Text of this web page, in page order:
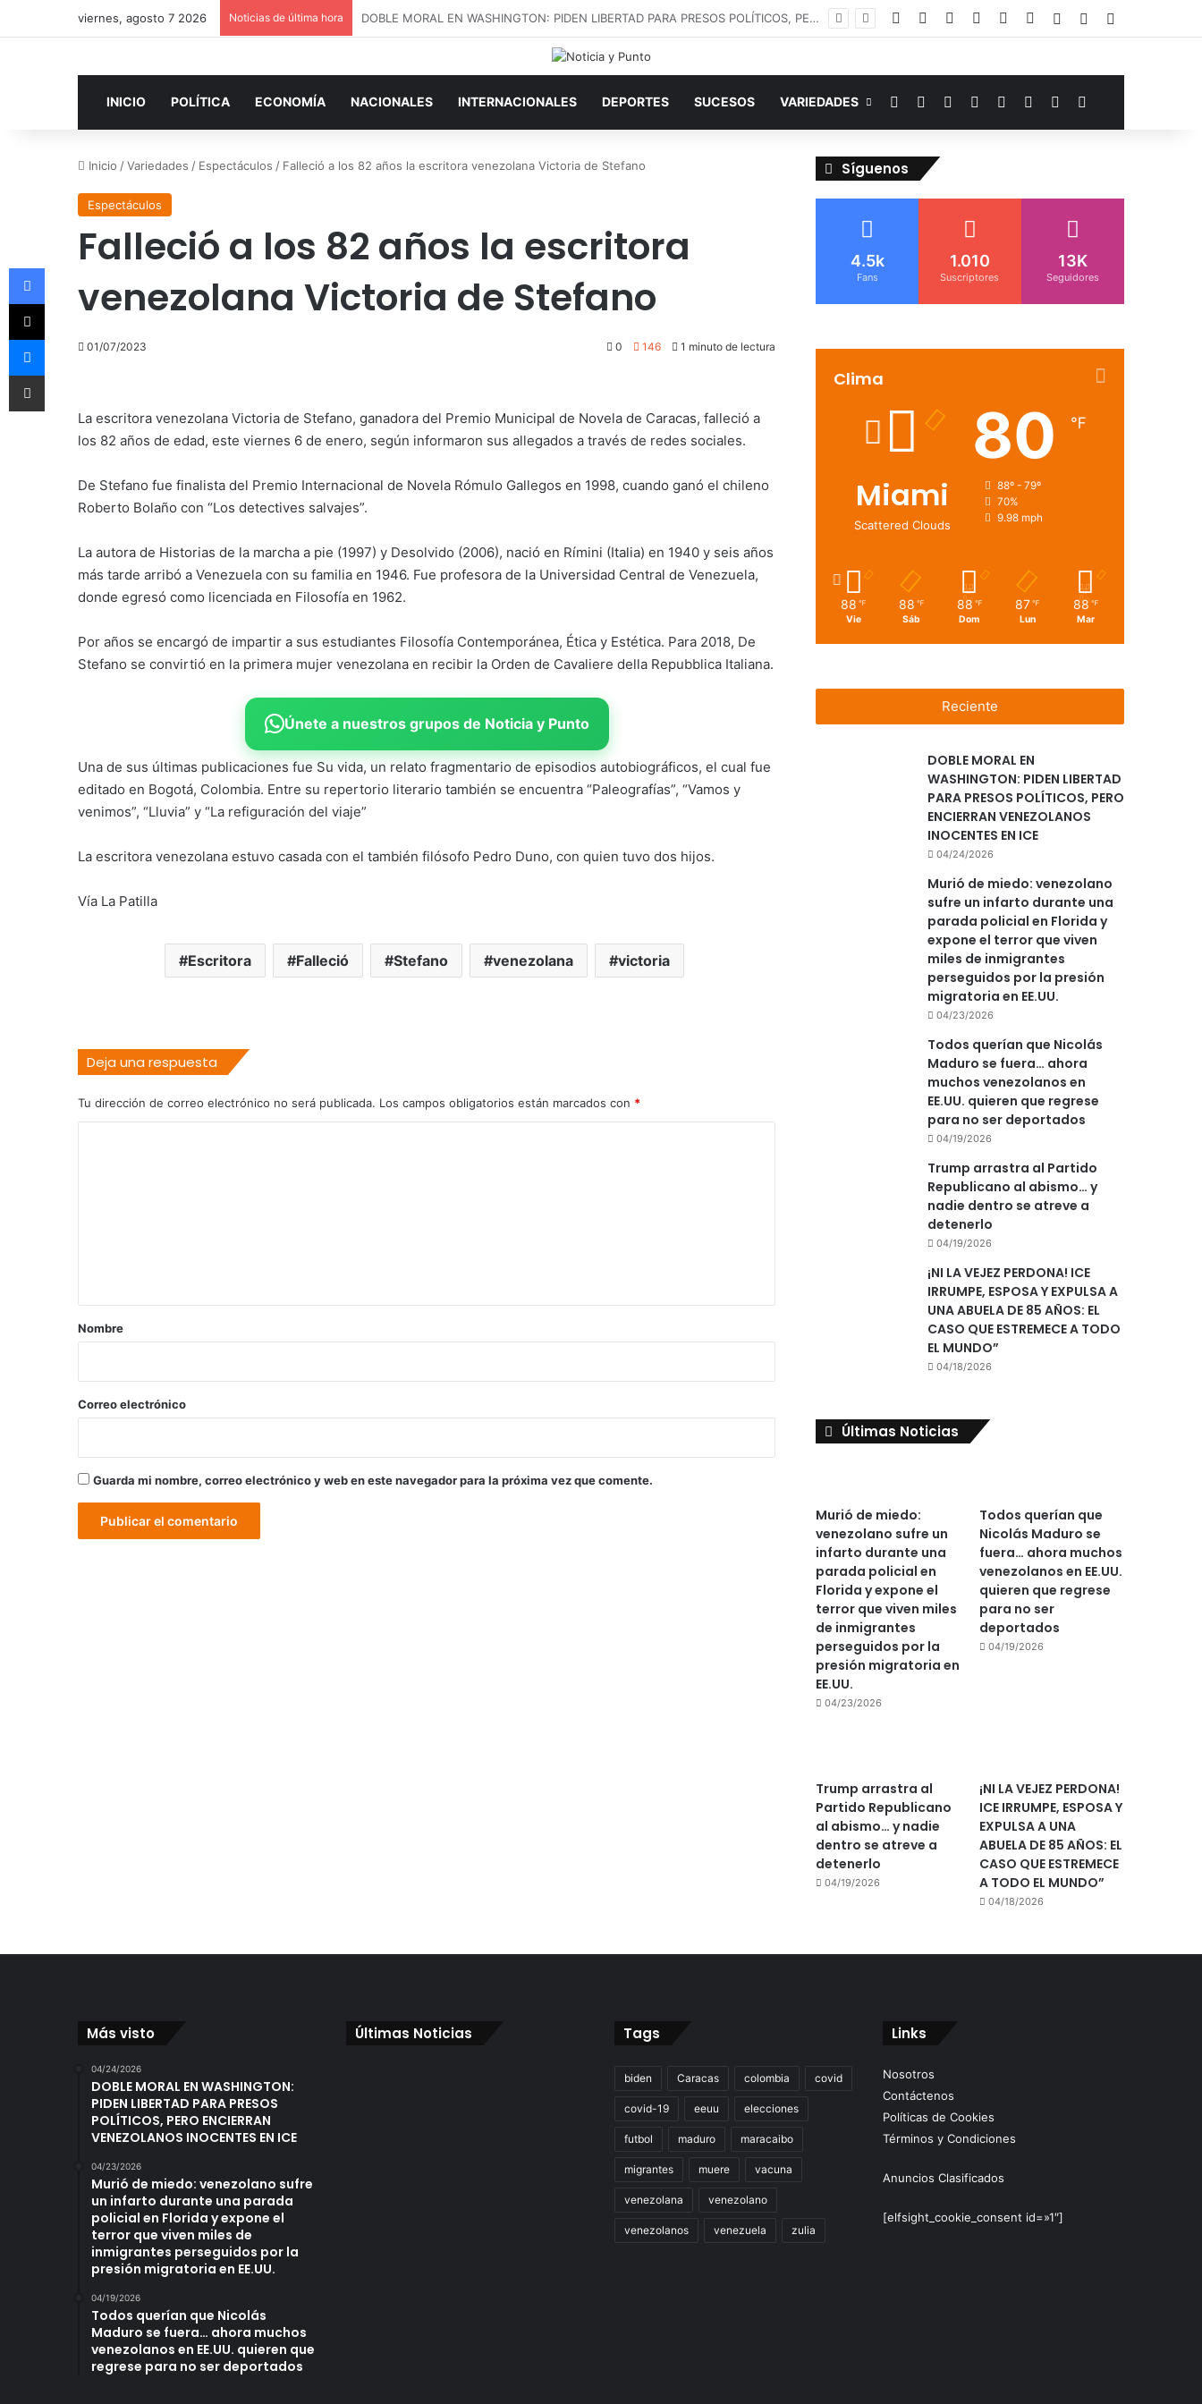
viernes, agosto 7 2026 Noticias de última hora Murió de miedo: venezolano sufre un infarto durante una parada policial en Florida y expone el terror que viven miles de inmigrantes perseguidos por la presión migratoria en EE.UU. FacebookYouTubeInstagramTelegramWhatsAppGoogle Noticias
AccesoPublicación al
INICIO POLÍTICA ECONOMÍA NACIONALES INTERNACIONALES DEPORTES SUCESOS VARIEDADES FacebookYouTubeInstagramTelegramWhatsAppGoogle Noticias
Switch skin
Inicio /Variedades / Espectáculos / Falleció a los 82 años la escritora venezolana Victoria de Stefano
Espectáculos
Falleció a los 82 años la escritora
venezolana Victoria de Stefano
01/07/2023 0 146 1 minuto de lectura
La escritora venezolana Victoria de Stefano, ganadora del Premio Municipal de Novela de Caracas, falleció a
los 82 años de edad, este viernes 6 de enero, según informaron sus allegados a través de redes sociales.
De Stefano fue finalista del Premio Internacional de Novela Rómulo Gallegos en 1998, cuando ganó el chileno
Roberto Bolaño con “Los detectives salvajes”.
La autora de Historias de la marcha a pie (1997) y Desolvido (2006), nació en Rímini (Italia) en 1940 y seis años
más tarde arribó a Venezuela con su familia en 1946. Fue profesora de la Universidad Central de Venezuela,
donde egresó como licenciada en Filosofía en 1962.
Por años se encargó de impartir a sus estudiantes Filosofía Contemporánea, Ética y Estética. Para 2018, De
Stefano se convirtió en la primera mujer venezolana en recibir la Orden de Cavaliere della Repubblica Italiana.
Únete a nuestros grupos de Noticia y Punto
Una de sus últimas publicaciones fue Su vida, un relato fragmentario de episodios autobiográficos, el cual fue
editado en Bogotá, Colombia. Entre su repertorio literario también se encuentra “Paleografías”, “Vamos y
venimos”, “Lluvia” y “La refiguración del viaje”
La escritora venezolana estuvo casada con el también filósofo Pedro Duno, con quien tuvo dos hijos.
Vía La Patilla
Escritora Falleció Stefano venezolana victoria
Deja una respuesta
Tu dirección de correo electrónico no será publicada. Los campos obligatorios están marcados con *
r
*
Nombre
Correo electrónico
Guarda mi nombre, correo electrónico y web en este navegador para la próxima vez que comente.
Síguenos
4.5k
Fans
1.010
Suscriptores
13K
Seguidores
Clima
Miami
Scattered Clouds
80 ℉
88º - 79º
70%
9.98 mph
88 ℉
Vie
88 ℉
Sáb
88 ℉
Dom
87 ℉
Lun
88 ℉
Mar
Reciente
DOBLE MORAL EN
WASHINGTON: PIDEN LIBERTAD
PARA PRESOS POLÍTICOS, PERO
ENCIERRAN VENEZOLANOS
INOCENTES EN ICE
04/24/2026
Murió de miedo: venezolano
sufre un infarto durante una
parada policial en Florida y
expone el terror que viven
miles de inmigrantes
perseguidos por la presión
migratoria en EE.UU.
04/23/2026
Todos querían que Nicolás
Maduro se fuera… ahora
muchos venezolanos en
EE.UU. quieren que regrese
para no ser deportados
04/19/2026
Trump arrastra al Partido
Republicano al abismo… y
nadie dentro se atreve a
detenerlo
04/19/2026
¡NI LA VEJEZ PERDONA! ICE
IRRUMPE, ESPOSA Y EXPULSA A
UNA ABUELA DE 85 AÑOS: EL
CASO QUE ESTREMECE A TODO
EL MUNDO”
04/18/2026
Últimas Noticias
Murió de miedo:
venezolano sufre un
infarto durante una
parada policial en
Florida y expone el
terror que viven miles
de inmigrantes
perseguidos por la
presión migratoria en
EE.UU.
04/23/2026
Todos querían que
Nicolás Maduro se
fuera… ahora muchos
venezolanos en EE.UU.
quieren que regrese
para no ser
deportados
04/19/2026
Trump arrastra al
Partido Republicano
al abismo… y nadie
dentro se atreve a
detenerlo
04/19/2026
¡NI LA VEJEZ PERDONA!
ICE IRRUMPE, ESPOSA Y
EXPULSA A UNA
ABUELA DE 85 AÑOS: EL
CASO QUE ESTREMECE
A TODO EL MUNDO”
04/18/2026
Más visto
04/24/2026
DOBLE MORAL EN WASHINGTON:
PIDEN LIBERTAD PARA PRESOS
POLÍTICOS, PERO ENCIERRAN
VENEZOLANOS INOCENTES EN ICE
04/23/2026
Murió de miedo: venezolano sufre
un infarto durante una parada
policial en Florida y expone el
terror que viven miles de
inmigrantes perseguidos por la
presión migratoria en EE.UU.
04/19/2026
Todos querían que Nicolás
Maduro se fuera… ahora muchos
venezolanos en EE.UU. quieren que
regrese para no ser deportados
Últimas Noticias Tags
biden Caracas colombia covid
covid-19 eeuu elecciones
futbol maduro maracaibo
migrantes muere vacuna
venezolana venezolano
venezolanos venezuela zulia
Links
Nosotros
Contáctenos
Políticas de Cookies
Términos y Condiciones
Anuncios Clasificados
[elfsight_cookie_consent id=»1″]
Facebook
X
Messenger
Compartir por correo electrónico